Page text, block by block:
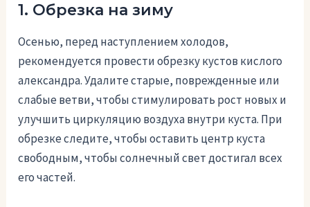
1. Обрезка на зиму
Осенью, перед наступлением холодов,
рекомендуется провести обрезку кустов кислого
александра. Удалите старые, поврежденные или
слабые ветви, чтобы стимулировать рост новых и
улучшить циркуляцию воздуха внутри куста. При
обрезке следите, чтобы оставить центр куста
свободным, чтобы солнечный свет достигал всех
его частей.